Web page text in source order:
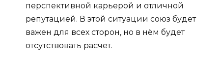
перспективной карьерой и отличной
репутацией. В этой ситуации союз будет
важен для всех сторон, но в нём будет
отсутствовать расчет.